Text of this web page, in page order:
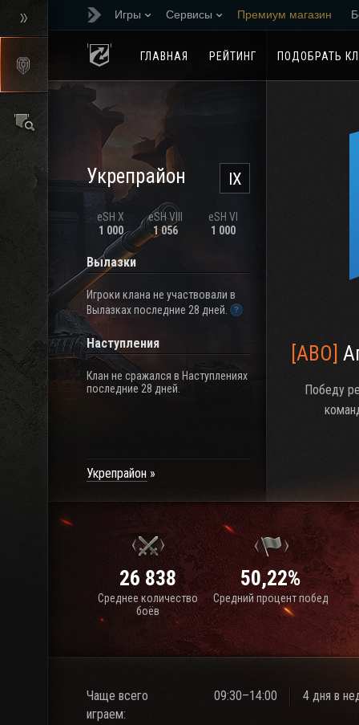
Игры Сервисы Премиум магазин
ГЛАВНАЯ
РЕЙТИНГ ПОДОБРАТЬ
IX
Укрепрайон
eSH X
1 000
eSH VIII
1 056
eSH VI
1 000
Вылазки
Игроки клана не участвовали в
Вылазках последние 28 дней.
Наступления
Клан не сражался в Наступлениях
последние 28 дней.
Укрепрайон
[ABO]
Победу
26 838
Среднее количество
боёв
50,22%
Средний процент побед
Чаще всего
играем:
09:30–14:00 4 дня в